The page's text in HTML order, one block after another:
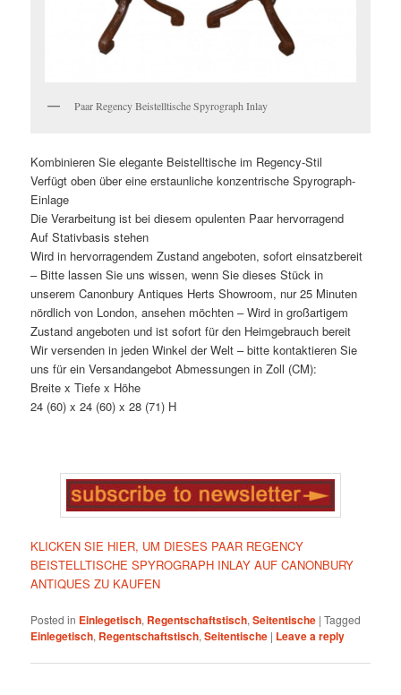
Paar Regency Beistelltische Spyrograph Inlay
Kombinieren Sie elegante Beistelltische im Regency-Stil
Verfügt oben über eine erstaunliche konzentrische Spyrograph-
Einlage
Die Verarbeitung ist bei diesem opulenten Paar hervorragend
Auf Stativbasis stehen
Wird in hervorragendem Zustand angeboten, sofort einsatzbereit
– Bitte lassen Sie uns wissen, wenn Sie dieses Stück in
unserem Canonbury Antiques Herts Showroom, nur 25 Minuten
nördlich von London, ansehen möchten – Wird in großartigem
Zustand angeboten und ist sofort für den Heimgebrauch bereit
Wir versenden in jeden Winkel der Welt – bitte kontaktieren Sie
uns für ein Versandangebot Abmessungen in Zoll (CM):
Breite x Tiefe x Höhe
24 (60) x 24 (60) x 28 (71) H
KLICKEN SIE HIER, UM DIESES PAAR REGENCY
BEISTELLTISCHE SPYROGRAPH INLAY AUF CANONBURY
ANTIQUES ZU KAUFEN
Posted in Einlegetisch, Regentschaftstisch,Seitentische |Tagged
Einlegetisch, Regentschaftstisch,Seitentische | Leave a reply